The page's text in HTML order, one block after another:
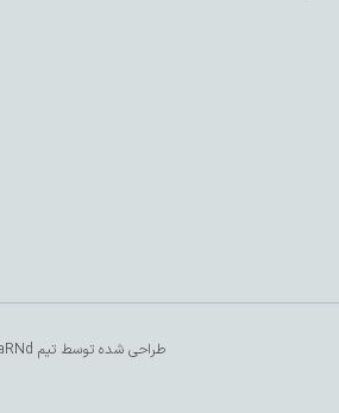
طراحی شده توسط تیم SalaRNd